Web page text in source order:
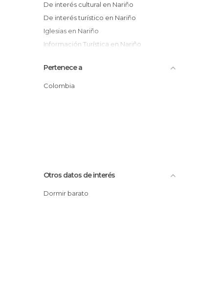
De interés cultural en Nariño
De interés turístico en Nariño
Iglesias en Nariño
Información Turística en Nariño
Playas en Nariño
Plazas en Nariño
Pertenece a
Colombia
Otros datos de interés
Dormir barato